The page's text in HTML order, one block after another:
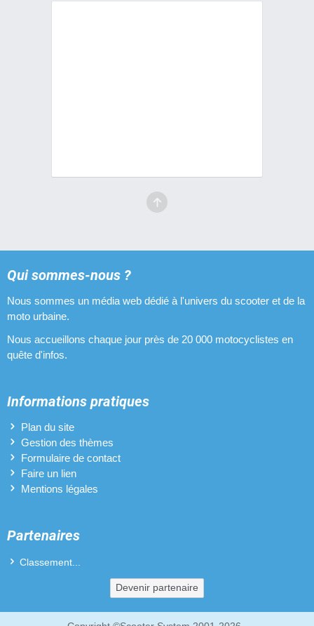
Qui sommes-nous ?
Nous sommes un média web dédié à l'univers du scooter et de la
moto urbaine.
Nous accueillons chaque jour près de 20 000 motocyclistes en
quête d'infos.
Informations pratiques
Plan du site
Gestion des thèmes
Formulaire de contact
Faire un lien
Mentions légales
Partenaires
Classement...
Devenir partenaire